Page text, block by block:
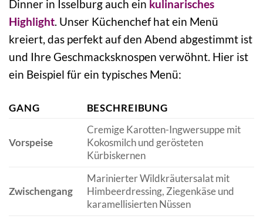
Dinner in Isselburg auch ein kulinarisches
Highlight. Unser Küchenchef hat ein Menü
kreiert, das perfekt auf den Abend abgestimmt ist
und Ihre Geschmacksknospen verwöhnt. Hier ist
ein Beispiel für ein typisches Menü:
GANG BESCHREIBUNG
Vorspeise
Cremige Karotten-Ingwersuppe mit
Kokosmilch und gerösteten
Kürbiskernen
Zwischengang
Marinierter Wildkräutersalat mit
Himbeerdressing, Ziegenkäse und
karamellisierten Nüssen